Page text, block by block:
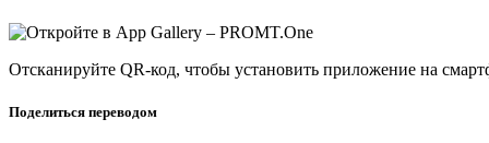
Отсканируйте QR-код, чтобы установить приложение на
Поделиться переводом